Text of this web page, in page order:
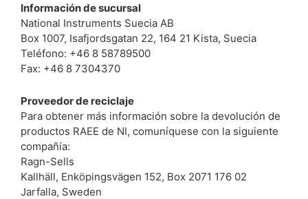
Información de sucursal
National Instruments Suecia AB
Box 1007, Isafjordsgatan 22, 164 21 Kista, Suecia
Teléfono: +46 8 58789500
Fax: +46 8 7304370
Proveedor de reciclaje
Para obtener más información sobre la devolución de
productos RAEE de NI, comuníquese con la siguiente
compañía:
Ragn-Sells
Kallhäll, Enköpingsvägen 152, Box 2071 176 02
Jarfalla, Sweden